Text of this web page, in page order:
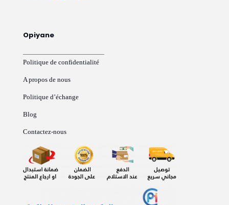
Opiyane
Politique de confidentialité
A propos de nous
Politique d’échange
Blog
Contactez-nous